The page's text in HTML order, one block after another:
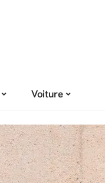
Voiture